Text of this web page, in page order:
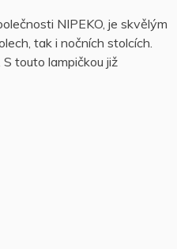
NIPEKO, je skvělým
tak i nočních stolcích.
touto lampičkou již